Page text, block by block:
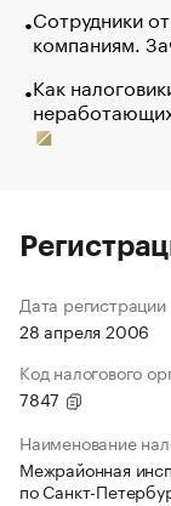
Сотрудники
компаниям.
Как
Дата регистрации
28 апреля 2006
Код налогового
7847
Наименование
Межрайонная
по Санкт-